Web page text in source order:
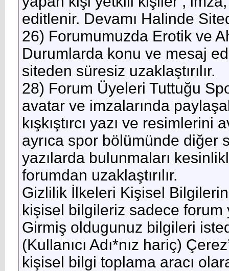
editlenir. Devamı Halinde
26) Forumumuzda Erotik ve
Durumlarda konu ve mesaj
siteden süresiz uzaklaştırılır.
28) Forum Üyeleri Tuttuğu
avatar ve imzalarında
kışkıştırcı yazı ve
ayrıca spor bölümünde diğer
yazılarda bulunmaları
forumdan uzaklaştırılır.
Gizlilik İlkeleri Kişisel
kişisel bilgileriz sadece
Girmiş oldugunuz bilgileri
(Kullanıcı Adı*nız hariç)
kişisel bilgi toplama aracı